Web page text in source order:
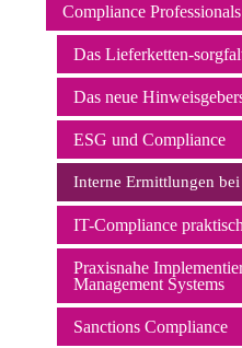
Compliance Professionals
Das Lieferketten-
Das neue
ESG und Compliance
Interne Ermittlungen
IT-Compliance
Praxisnahe
Management Systems
Sanctions Compliance